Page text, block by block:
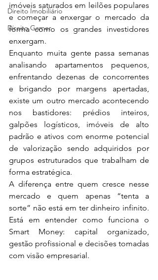
Direito Imobiliário
Direito Gamer
imóveis saturados em leilões populares
e começar a enxergar o mercado da
forma como os grandes investidores
enxergam.
Enquanto muita gente passa semanas
analisando apartamentos pequenos,
enfrentando dezenas de concorrentes
e brigando por margens apertadas,
existe um outro mercado acontecendo
nos bastidores: prédios inteiros,
galpões logísticos, imóveis de alto
padrão e ativos com enorme potencial
de valorização sendo adquiridos por
grupos estruturados que trabalham de
forma estratégica.
A diferença entre quem cresce nesse
mercado e quem apenas “tenta a
sorte” não está em ter dinheiro infinito.
Está em entender como funciona o
Smart Money: capital organizado,
gestão profissional e decisões tomadas
com visão empresarial.